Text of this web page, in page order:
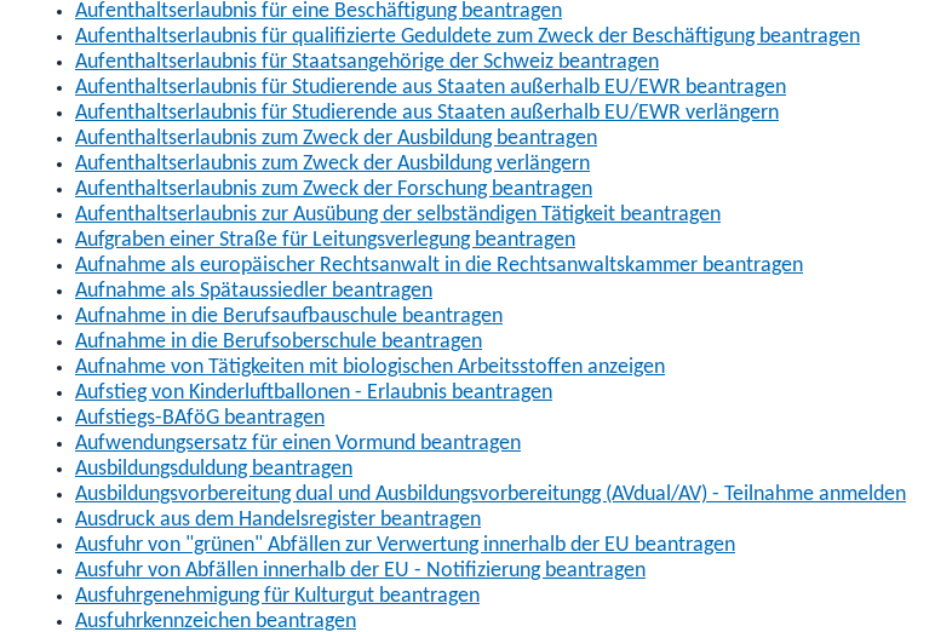
Aufenthaltserlaubnis für eine Beschäftigung beantragen
Aufenthaltserlaubnis für qualifizierte Geduldete zum Zweck der Beschäftigung beantragen
Aufenthaltserlaubnis für Staatsangehörige der Schweiz beantragen
Aufenthaltserlaubnis für Studierende aus Staaten außerhalb EU/EWR beantragen
Aufenthaltserlaubnis für Studierende aus Staaten außerhalb EU/EWR verlängern
Aufenthaltserlaubnis zum Zweck der Ausbildung beantragen
Aufenthaltserlaubnis zum Zweck der Ausbildung verlängern
Aufenthaltserlaubnis zum Zweck der Forschung beantragen
Aufenthaltserlaubnis zur Ausübung der selbständigen Tätigkeit beantragen
Aufgraben einer Straße für Leitungsverlegung beantragen
Aufnahme als europäischer Rechtsanwalt in die Rechtsanwaltskammer beantragen
Aufnahme als Spätaussiedler beantragen
Aufnahme in die Berufsaufbauschule beantragen
Aufnahme in die Berufsoberschule beantragen
Aufnahme von Tätigkeiten mit biologischen Arbeitsstoffen anzeigen
Aufstieg von Kinderluftballonen - Erlaubnis beantragen
Aufstiegs-BAföG beantragen
Aufwendungsersatz für einen Vormund beantragen
Ausbildungsduldung beantragen
Ausbildungsvorbereitung dual und Ausbildungsvorbereitungg (AVdual/AV) - Teilnahme anmelden
Ausdruck aus dem Handelsregister beantragen
Ausfuhr von "grünen" Abfällen zur Verwertung innerhalb der EU beantragen
Ausfuhr von Abfällen innerhalb der EU - Notifizierung beantragen
Ausfuhrgenehmigung für Kulturgut beantragen
Ausfuhrkennzeichen beantragen